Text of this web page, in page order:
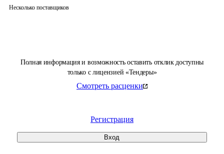
Полная информация и возможность оставить отклик доступны
только с лицензией «Тендеры»
Смотреть расценки
Регистрация
Вход
Несколько поставщиков